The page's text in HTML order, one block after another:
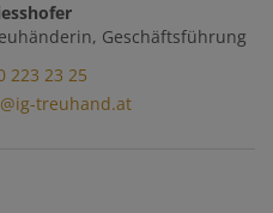
Geschäftsführung
223 23 25
treuhand.at